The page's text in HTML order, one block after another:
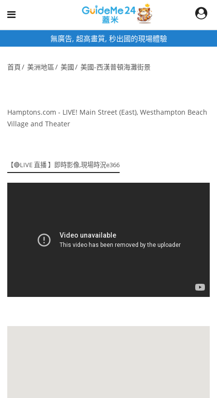
無廣告, 超高畫質, 秒出國的現場體驗
首頁 美洲地區 美國 美國-西漢普頓海灘街景
Hamptons.com - LIVE! Main Street (East), Westhampton Beach
Village and Theater
【🔴LIVE 直播 】即時影像,現場時況e366